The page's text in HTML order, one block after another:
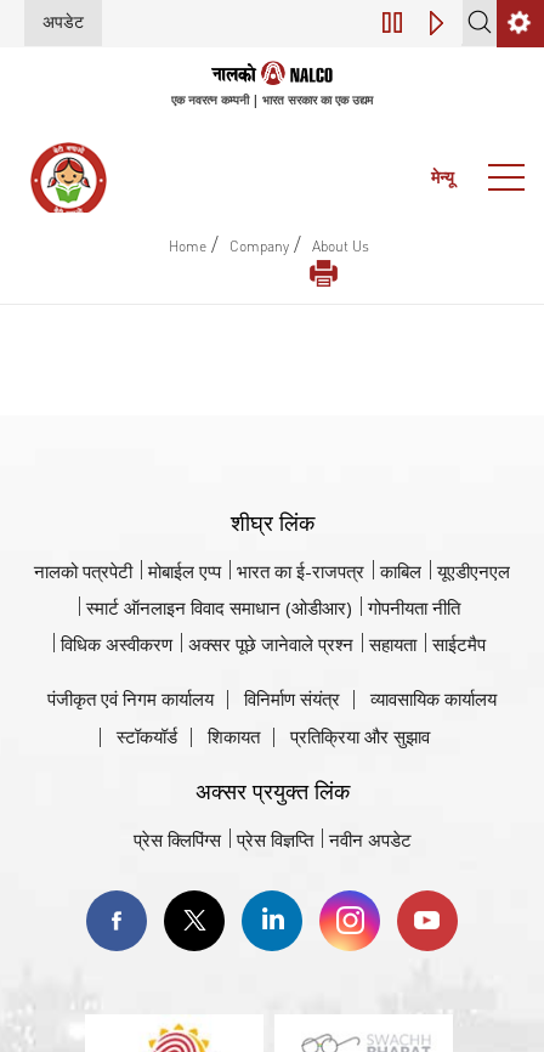
अपडेट 45वीं वार्षिक आम
एक नवरत्न कम्पनी | भारत सरकार का एक उद्यम
मेन्यू
Home / Company / About Us
शीघ्र लिंक
नालको पत्रपेटी मोबाईल एप्प भारत का ई-राजपत्र काबिल
यूएडीएनएल
स्मार्ट ऑनलाइन विवाद समाधान (ओडीआर)
गोपनीयता नीति
विधिक अस्वीकरण
अक्सर पूछे जानेवाले प्रश्न सहायता साईटमैप
पंजीकृत एवं निगम कार्यालय विनिर्माण संयंत्र
व्यावसायिक कार्यालय
स्टॉकयॉर्ड
शिकायत प्रतिक्रिया और सुझाव
अक्सर प्रयुक्त लिंक
प्रेस क्लिपिंग्स प्रेस विज्ञप्ति नवीन अपडेट